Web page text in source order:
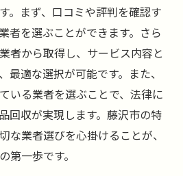
。まず、口コミや評判を確認す
者を選ぶことができます。さら
者から取得し、サービス内容と
最適な選択が可能です。また、
いる業者を選ぶことで、法律に
回収が実現します。藤沢市の特
な業者選びを心掛けることが、
第一歩です。